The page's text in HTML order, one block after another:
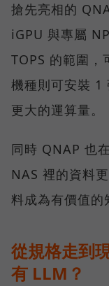
搶先亮相的
iGPU 與專屬
TOPS 的範圍，
機種則可安裝 1
更大的運算量。
同時 QNAP 也
NAS 裡的資料
料成為有價值的
從規格走到
有 LLM？